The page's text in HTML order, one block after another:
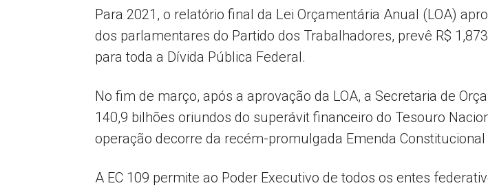
Para 2021, o relatório final da Lei Orçamentária Anual (LOA)
dos parlamentares do Partido dos Trabalhadores, prevê R$
para toda a Dívida Pública Federal.
No fim de março, após a aprovação da LOA, a Secretaria de
140,9 bilhões oriundos do superávit financeiro do Tesouro
operação decorre da recém-promulgada Emenda Constitucional
A EC 109 permite ao Poder Executivo de todos os entes